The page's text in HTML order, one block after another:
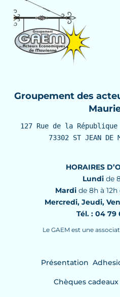
Groupement des
127 Rue de la
73302 ST JEAN DE
HORAIRES
Lundide
Mardi de 8h à 12h
Mercredi, Jeudi,
Tél. : 04 79
Le GAEM est une
Présentation
Chèques cadeaux